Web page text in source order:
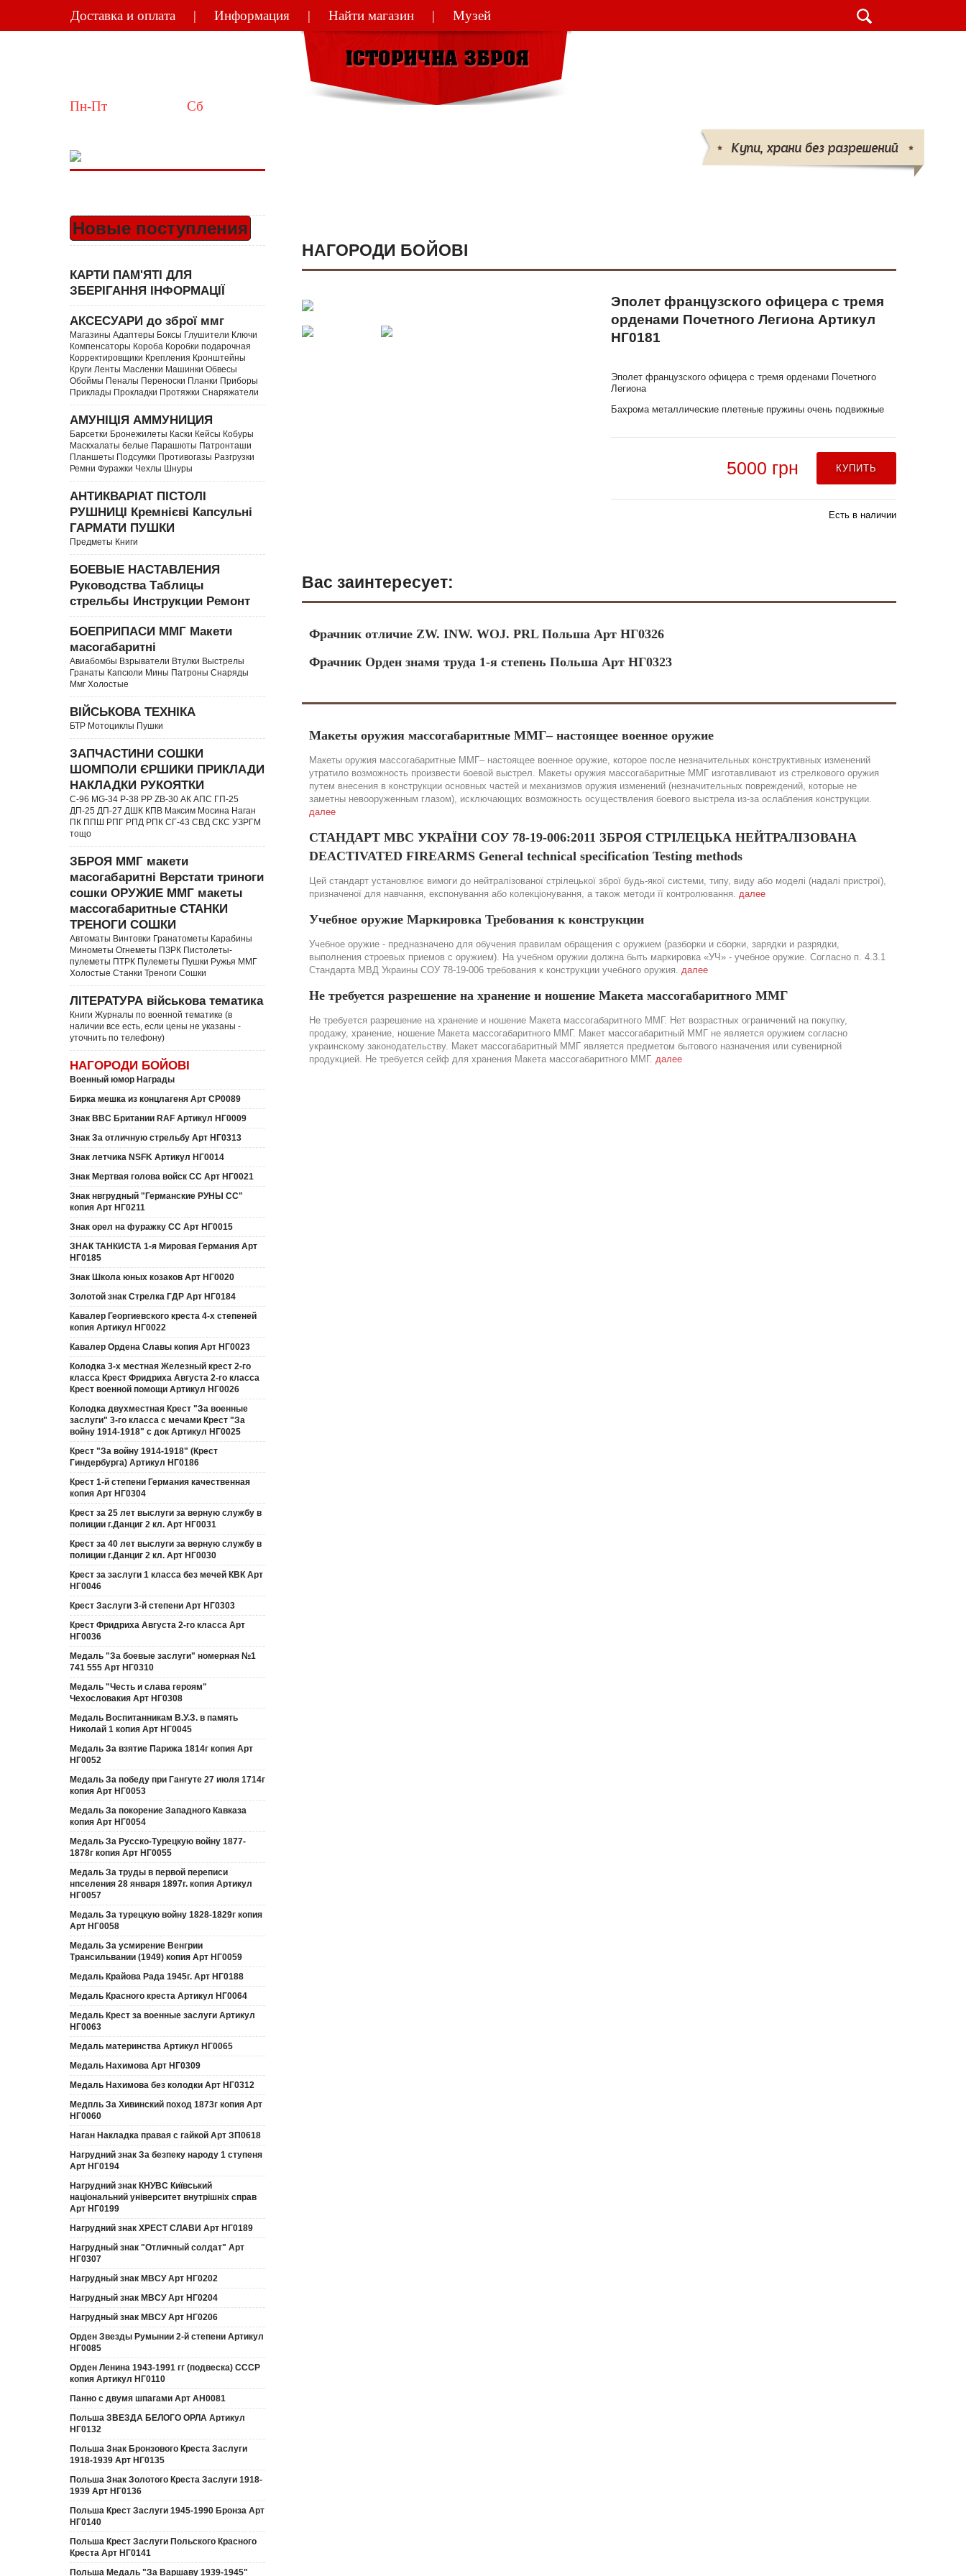
Доставка и оплата Информация Найти магазин Музей
Пн-Пт 10:00-18:00 Сб
(095)132-50-50 (096)719-86-86
Новые поступления
КАРТИ ПАМ'ЯТІ ДЛЯ
ЗБЕРІГАННЯ ІНФОРМАЦІЇ
АКСЕСУАРИ до зброї ммг
Магазины Адаптеры Боксы Глушители Ключи
Компенсаторы Короба Коробки подарочная
Корректировщики Крепления Кронштейны
Круги Ленты Масленки Машинки Обвесы
Обоймы Пеналы Переноски Планки Приборы
Приклады Прокладки Протяжки Снаряжатели
АМУНІЦІЯ АММУНИЦИЯ
Барсетки Бронежилеты Каски Кейсы Кобуры
Маскхалаты белые Парашюты Патронташи
Планшеты Подсумки Противогазы Разгрузки
Ремни Фуражки Чехлы Шнуры
АНТИКВАРІАТ ПІСТОЛІ
РУШНИЦІ Кремнієві Капсульні
ГАРМАТИ ПУШКИ
Предметы Книги
БОЕВЫЕ НАСТАВЛЕНИЯ
Руководства Таблицы
стрельбы Инструкции Ремонт
БОЕПРИПАСИ ММГ Макети
масогабаритні
Авиабомбы Взрыватели Втулки Выстрелы
Гранаты Капсюли Мины Патроны Снаряды
Ммг Холостые
ВІЙСЬКОВА ТЕХНІКА
БТР Мотоциклы Пушки
ЗАПЧАСТИНИ СОШКИ
ШОМПОЛИ ЄРШИКИ ПРИКЛАДИ
НАКЛАДКИ РУКОЯТКИ
C-96 MG-34 P-38 PP ZB-30 АК АПС ГП-25
ДП-25 ДП-27 ДШК КПВ Максим Мосина Наган
ПК ППШ РПГ РПД РПК СГ-43 СВД CКС УЗРГМ
тощо
ЗБРОЯ ММГ макети
масогабаритні Верстати триноги
сошки ОРУЖИЕ ММГ макеты
массогабаритные СТАНКИ
ТРЕНОГИ СОШКИ
Автоматы Винтовки Гранатометы Карабины
Минометы Огнеметы ПЗРК Пистолеты-
пулеметы ПТРК Пулеметы Пушки Ружья ММГ
Холостые Станки Треноги Сошки
ЛІТЕРАТУРА військова тематика
Книги Журналы по военной тематике (в
наличии все есть, если цены не указаны -
уточнить по телефону)
НАГОРОДИ БОЙОВІ
Военный юмор Награды
Бирка мешка из концлагеня Арт СР0089
Знак ВВС Британии RAF Артикул НГ0009
Знак За отличную стрельбу Арт НГ0313
Знак летчика NSFK Артикул НГ0014
Знак Мертвая голова войск СС Арт НГ0021
Знак нвгрудный "Германские РУНЫ СС"
копия Арт НГ0211
Знак орел на фуражку СС Арт НГ0015
ЗНАК ТАНКИСТА 1-я Мировая Германия Арт
НГ0185
Знак Школа юных козаков Арт НГ0020
Золотой знак Стрелка ГДР Арт НГ0184
Кавалер Георгиевского креста 4-х степеней
копия Артикул НГ0022
Кавалер Ордена Славы копия Арт НГ0023
Колодка 3-х местная Железный крест 2-го
класса Крест Фридриха Августа 2-го класса
Крест военной помощи Артикул НГ0026
Колодка двухместная Крест "За военные
заслуги" 3-го класса с мечами Крест "За
войну 1914-1918" с док Артикул НГ0025
Крест "За войну 1914-1918" (Крест
Гиндербурга) Артикул НГ0186
Крест 1-й степени Германия качественная
копия Арт НГ0304
Крест за 25 лет выслуги за верную службу в
полиции г.Данциг 2 кл. Арт НГ0031
Крест за 40 лет выслуги за верную службу в
полиции г.Данциг 2 кл. Арт НГ0030
Крест за заслуги 1 класса без мечей КВК Арт
НГ0046
Крест Заслуги 3-й степени Арт НГ0303
Крест Фридриха Августа 2-го класса Арт
НГ0036
Медаль "За боевые заслуги" номерная №1
741 555 Арт НГ0310
Медаль "Честь и слава героям"
Чехословакия Арт НГ0308
Медаль Воспитанникам В.У.З. в память
Николай 1 копия Арт НГ0045
Медаль За взятие Парижа 1814г копия Арт
НГ0052
Медаль За победу при Гангуте 27 июля 1714г
копия Арт НГ0053
Медаль За покорение Западного Кавказа
копия Арт НГ0054
Медаль За Русско-Турецкую войну 1877-
1878г копия Арт НГ0055
Медаль За труды в первой переписи
нпселения 28 января 1897г. копия Артикул
НГ0057
Медаль За турецкую войну 1828-1829г копия
Арт НГ0058
Медаль За усмирение Венгрии
Трансильвании (1949) копия Арт НГ0059
Медаль Крайова Рада 1945г. Арт НГ0188
Медаль Красного креста Артикул НГ0064
Медаль Крест за военные заслуги Артикул
НГ0063
Медаль материнства Артикул НГ0065
Медаль Нахимова Арт НГ0309
Медаль Нахимова без колодки Арт НГ0312
Медпль За Хивинский поход 1873г копия Арт
НГ0060
Наган Накладка правая с гайкой Арт ЗП0618
Нагрудний знак За безпеку народу 1 ступеня
Арт НГ0194
Нагрудний знак КНУВС Київський
національний університет внутрішніх справ
Арт НГ0199
Нагрудний знак ХРЕСТ СЛАВИ Арт НГ0189
Нагрудный знак "Отличный солдат" Арт
НГ0307
Нагрудный знак МВСУ Арт НГ0202
Нагрудный знак МВСУ Арт НГ0204
Нагрудный знак МВСУ Арт НГ0206
Орден Звезды Румынии 2-й степени Артикул
НГ0085
Орден Ленина 1943-1991 гг (подвеска) СССР
копия Артикул НГ0110
Панно с двумя шпагами Арт АН0081
Польша ЗВЕЗДА БЕЛОГО ОРЛА Артикул
НГ0132
Польша Знак Бронзового Креста Заслуги
1918-1939 Арт НГ0135
Польша Знак Золотого Креста Заслуги 1918-
1939 Арт НГ0136
Польша Крест Заслуги 1945-1990 Бронза Арт
НГ0140
Польша Крест Заслуги Польского Красного
Креста Арт НГ0141
Польша Медаль "За Варшаву 1939-1945"
НАГОРОДИ БОЙОВІ
Эполет французского офицера с тремя
орденами Почетного Легиона Артикул
НГ0181
Эполет французского офицера с тремя орденами Почетного
Легиона
Бахрома металлические плетеные пружины очень подвижные
5000 грн КУПИТЬ
Есть в наличии
Вас заинтересует:
Фрачник отличие ZW. INW. WOJ. PRL Польша Арт НГ0326
Фрачник Орден знамя труда 1-я степень Польша Арт НГ0323
Макеты оружия массогабаритные ММГ– настоящее военное оружие
Макеты оружия массогабаритные ММГ– настоящее военное оружие, которое после незначительных конструктивных изменений
утратило возможность произвести боевой выстрел. Макеты оружия массогабаритные ММГ изготавливают из стрелкового оружия
путем внесения в конструкции основных частей и механизмов оружия изменений (незначительных повреждений, которые не
заметны невооруженным глазом), исключающих возможность осуществления боевого выстрела из-за ослабления конструкции.
далее
СТАНДАРТ МВС УКРАЇНИ СОУ 78-19-006:2011 ЗБРОЯ СТРІЛЕЦЬКА НЕЙТРАЛІЗОВАНА
DEACTIVATED FIREARMS General technical specification Testing methods
Цей стандарт установлює вимоги до нейтралізованої стрілецької зброї будь-якої системи, типу, виду або моделі (надалі пристрої),
призначеної для навчання, експонування або колекціонування, а також методи її контролювання. далее
Учебное оружие Маркировка Требования к конструкции
Учебное оружие - предназначено для обучения правилам обращения с оружием (разборки и сборки, зарядки и разрядки,
выполнения строевых приемов с оружием). На учебном оружии должна быть маркировка «УЧ» - учебное оружие. Согласно п. 4.3.1
Стандарта МВД Украины СОУ 78-19-006 требования к конструкции учебного оружия. далее
Не требуется разрешение на хранение и ношение Макета массогабаритного ММГ
Не требуется разрешение на хранение и ношение Макета массогабаритного ММГ. Нет возрастных ограничений на покупку,
продажу, хранение, ношение Макета массогабаритного ММГ. Макет массогабаритный ММГ не является оружием согласно
украинскому законодательству. Макет массогабаритный ММГ является предметом бытового назначения или сувенирной
продукцией. Не требуется сейф для хранения Макета массогабаритного ММГ. далее